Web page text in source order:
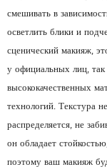
смешивать в
осветлить блики и
сценический макияж,
у официальных лиц,
высококачественных
технологий. Текстура
распределяется, не
он обладает
поэтому ваш макияж